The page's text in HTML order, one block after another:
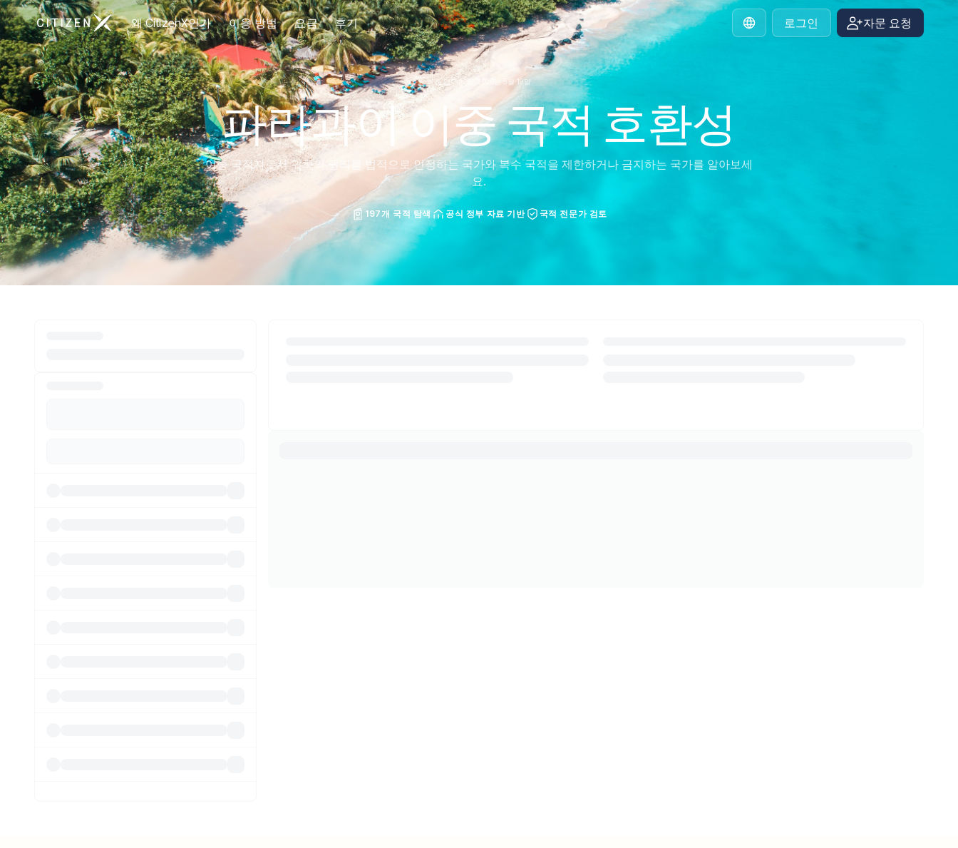
CitizenX 홈페이지로 이동왜 CitizenX인가 이용 방법 요금 후기
Korean
로그인 자문 요청
최종 업데이트: 2026년 5월 19일
파라과이 이중 국적 호환성
이중 국적자로서 귀하의 권리를 법적으로 인정하는 국가와 복수 국적을 제한하거나 금지하는 국가를 알아보세
요.
197개 국적 탐색 공식 정부 자료 기반 국적 전문가 검토